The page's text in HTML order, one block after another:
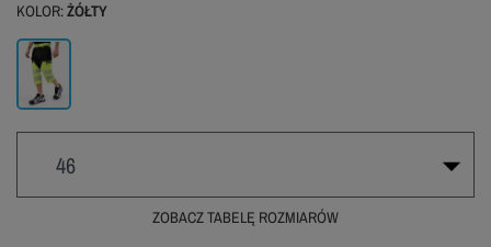
KOLOR:ŻÓŁTY
Żółty
46
ZOBACZ TABELĘ ROZMIARÓW